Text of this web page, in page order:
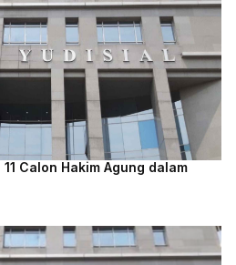
Calon Hakim Agung dalam